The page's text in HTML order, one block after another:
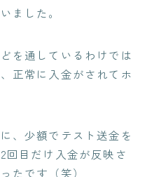
ました。
を通しているわけでは
正常に入金がされてホ
、少額でテスト送金を
回目だけ入金が反映さ
たです（笑）